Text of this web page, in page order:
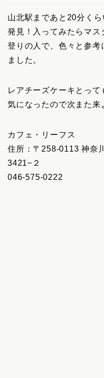
山北駅まであと20分く
発見！入ってみたらマス
登りの人で、色々と参考
ました。
レアチーズケーキとっ
気になったので次また来
カフェ・リーフス
住所：〒258-0113 神奈
3421−２
046-575-0222